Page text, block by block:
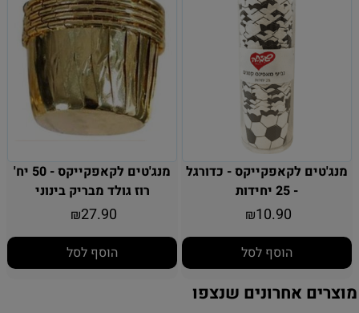
מנג'טים לקאפקייקס - כדורגל
- 25 יחידות
₪10.90
הוסף לסל
מנג'טים לקאפקייקס - 50 יח'
רוז גולד מבריק בינוני
₪27.90
הוסף לסל
מוצרים אחרונים שנצפו